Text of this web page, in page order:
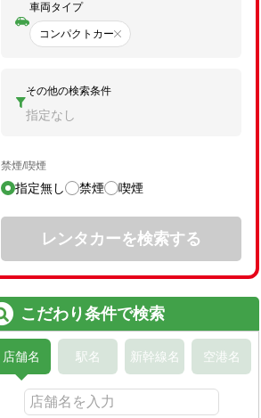
車両タイプ
コンパクトカー
その他の検索条件
指定なし
禁煙/喫煙
指定無し 禁煙 喫煙
レンタカーを検索する
こだわり条件で検索
店舗名 駅名 新幹線名 空港名